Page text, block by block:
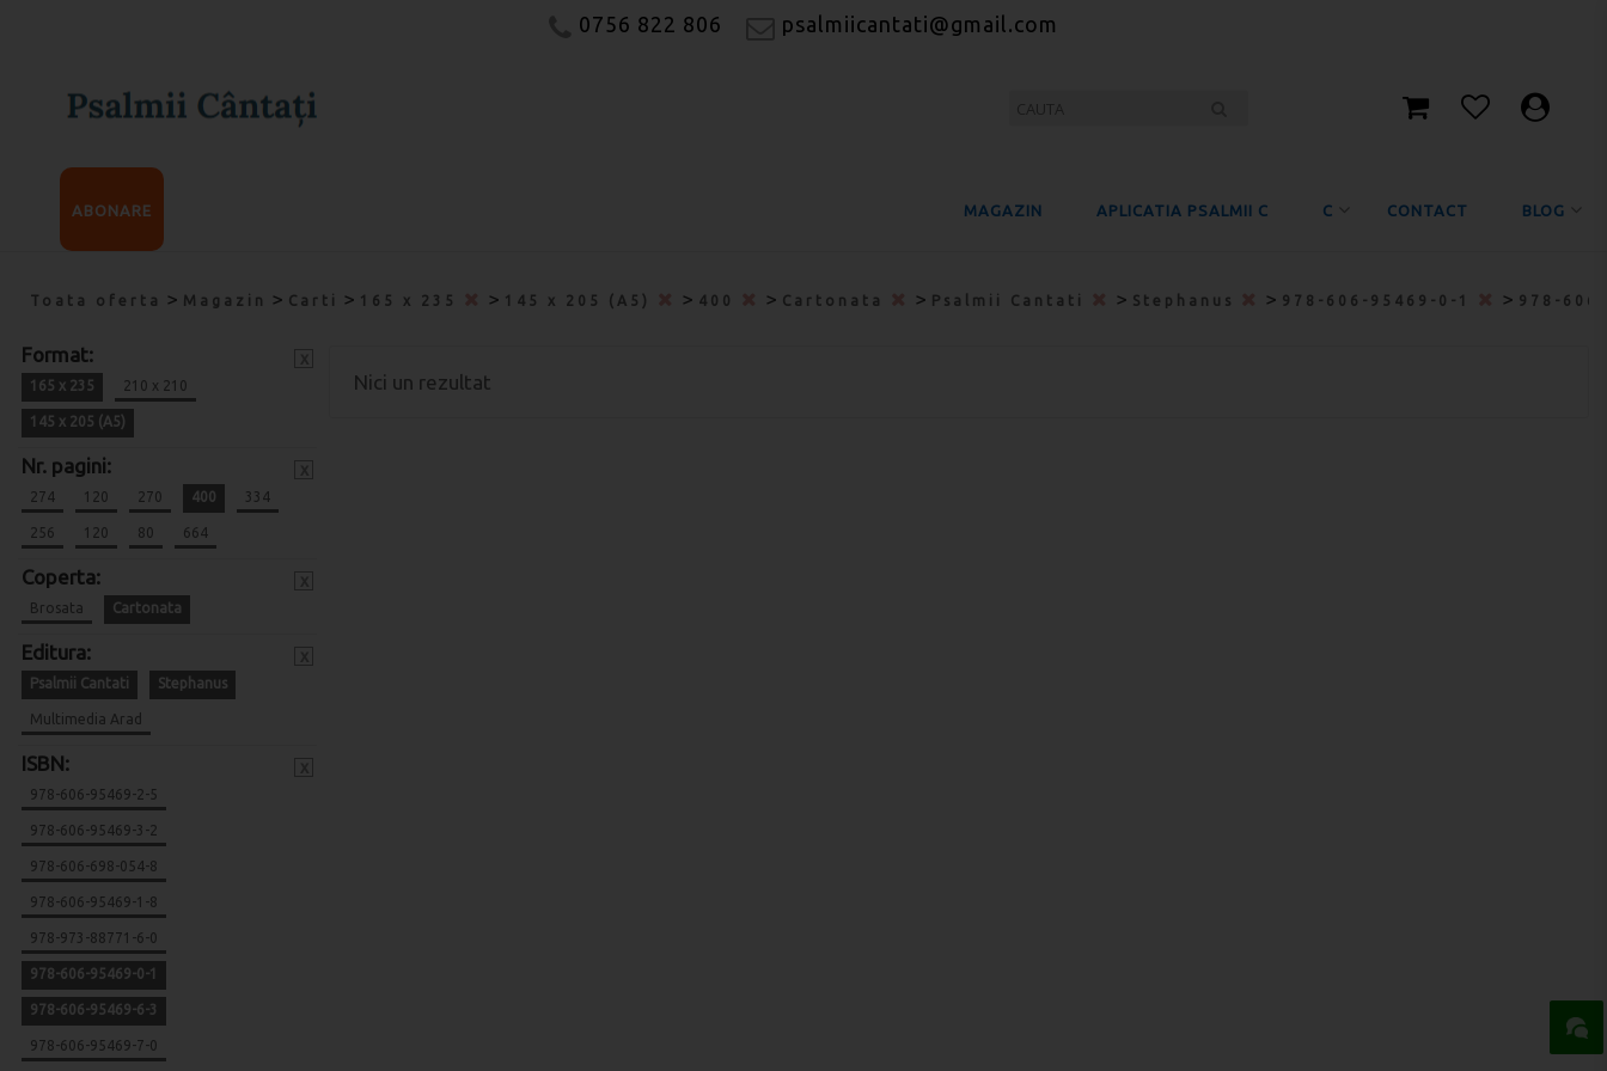
0756 822 806 psalmiicantati@gmail.com
MAGAZIN APLICATIA PSALMII C C CONTACT BLOG
ABONARE
Toata oferta > Magazin > Carti > 165 x 235 > 145 x 205 (A5) > 400 > Cartonata > Psalmii Cantati > Stephanus > 978-606-95469-0-1 > 978-
Format:
165 x 235 210 x 210
145 x 205 (A5)
Nr. pagini:
274 120 270 400 334
256 120 80 664
Coperta:
Brosata Cartonata
Editura:
Psalmii Cantati Stephanus
Multimedia Arad
ISBN:
978-606-95469-2-5
978-606-95469-3-2
978-606-698-054-8
978-606-95469-1-8
978-973-88771-6-0
978-606-95469-0-1
978-606-95469-6-3
978-606-95469-7-0
Nici un rezultat